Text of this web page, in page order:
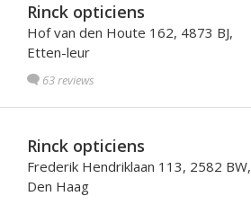
Rinck opticiens
Hof van den Houte 162, 4873 BJ,
Etten-leur
63 reviews
Rinck opticiens
Frederik Hendriklaan 113, 2582 BW,
Den Haag